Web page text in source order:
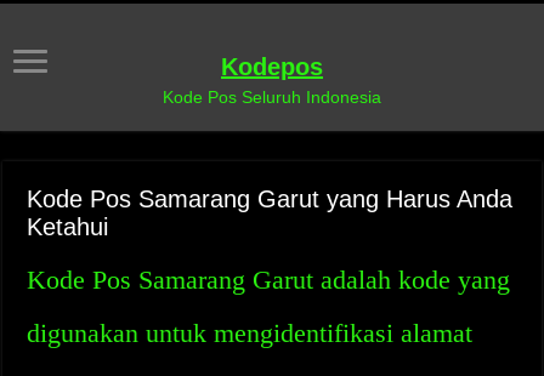
Kodepos
Kode Pos Seluruh Indonesia
Kode Pos Samarang Garut yang Harus Anda
Ketahui
Kode Pos Samarang Garut adalah kode yang
digunakan untuk mengidentifikasi alamat